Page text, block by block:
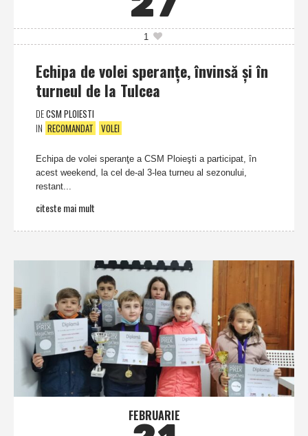
1
Echipa de volei speranţe, învinsă şi în
turneul de la Tulcea
DECSM PLOIESTI
IN RECOMANDAT VOLEI
Echipa de volei speranţe a CSM Ploieşti a participat, în
acest weekend, la cel de-al 3-lea turneu al sezonului,
restant...
citeste mai mult
FEBRUARIE